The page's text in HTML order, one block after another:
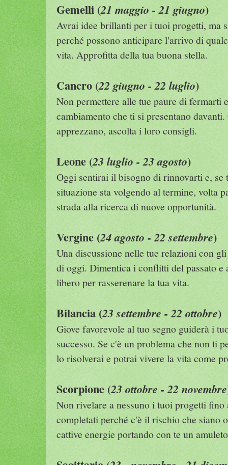
Gemelli (21 maggio - 21 giugno)
Avrai idee brillanti per i tuoi progetti, ma
perché possono anticipare l'arrivo di
vita. Approfitta della tua buona stella.
Cancro (22 giugno - 22 luglio)
Non permettere alle tue paure di fermarti
cambiamento che ti si presentano
apprezzano, ascolta i loro consigli.
Leone (23 luglio - 23 agosto)
Oggi sentirai il bisogno di rinnovarti e, se
situazione sta volgendo al termine, volta
strada alla ricerca di nuove opportunità.
Vergine (24 agosto - 22 settembre)
Una discussione nelle tue relazioni con
di oggi. Dimentica i conflitti del passato e
libero per rasserenare la tua vita.
Bilancia (23 settembre - 22 ottobre)
Giove favorevole al tuo segno guiderà i
successo. Se c'è un problema che non ti
lo risolverai e potrai vivere la vita come
Scorpione (23 ottobre - 22 novembre
Non rivelare a nessuno i tuoi progetti fino
completati perché c'è il rischio che siano
cattive energie portando con te un